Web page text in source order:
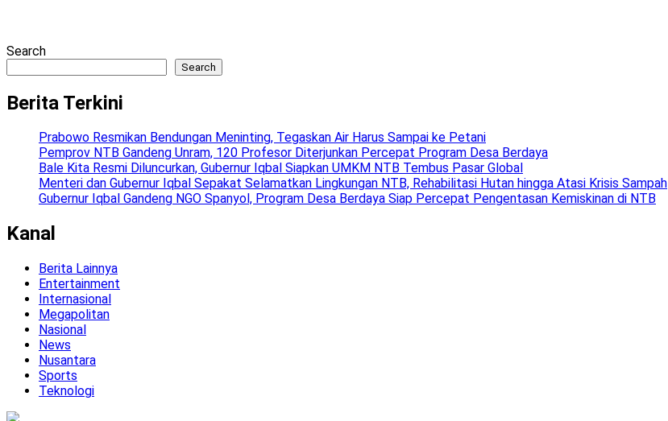
Search
Search
Berita Terkini
Prabowo Resmikan Bendungan Meninting, Tegaskan Air Harus Sampai ke Petani
Pemprov NTB Gandeng Unram, 120 Profesor Diterjunkan Percepat Program Desa Berdaya
Bale Kita Resmi Diluncurkan, Gubernur Iqbal Siapkan UMKM NTB Tembus Pasar Global
Menteri dan Gubernur Iqbal Sepakat Selamatkan Lingkungan NTB, Rehabilitasi Hutan hingga Atasi Krisis Sampah
Gubernur Iqbal Gandeng NGO Spanyol, Program Desa Berdaya Siap Percepat Pengentasan Kemiskinan di NTB
Kanal
Berita Lainnya
Entertainment
Internasional
Megapolitan
Nasional
News
Nusantara
Sports
Teknologi